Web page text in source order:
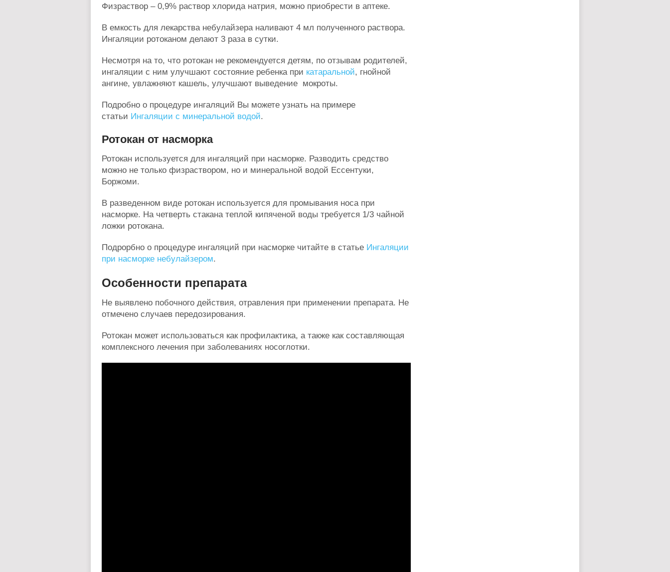
Физраствор – 0,9% раствор хлорида натрия, можно приобрести в аптеке.
В емкость для лекарства небулайзера наливают 4 мл полученного раствора.
Ингаляции ротоканом делают 3 раза в сутки.
Несмотря на то, что ротокан не рекомендуется детям, по отзывам родителей,
ингаляции с ним улучшают состояние ребенка при катаральной, гнойной
ангине, увлажняют кашель, улучшают выведение мокроты.
Подробно о процедуре ингаляций Вы можете узнать на примере
статьи Ингаляции с минеральной водой.
Ротокан от насморка
Ротокан используется для ингаляций при насморке. Разводить средство
можно не только физраствором, но и минеральной водой Ессентуки,
Боржоми.
В разведенном виде ротокан используется для промывания носа при
насморке. На четверть стакана теплой кипяченой воды требуется 1/3 чайной
ложки ротокана.
Подрорбно о процедуре ингаляций при насморке читайте в статье Ингаляции
при насморке небулайзером.
Особенности препарата
Не выявлено побочного действия, отравления при применении препарата. Не
отмечено случаев передозирования.
Ротокан может использоваться как профилактика, а также как составляющая
комплексного лечения при заболеваниях носоглотки.